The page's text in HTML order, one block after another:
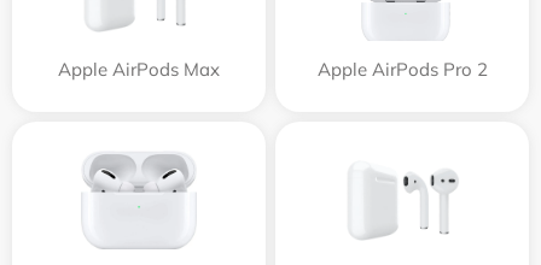
Apple AirPods Max Apple AirPods Pro 2